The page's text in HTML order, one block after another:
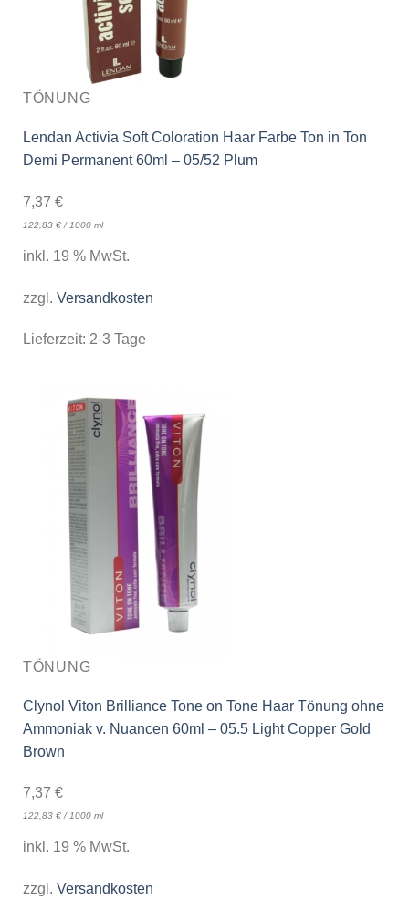
TÖNUNG
Lendan Activia Soft Coloration Haar Farbe Ton in Ton
Demi Permanent 60ml – 05/52 Plum
7,37 €
122,83 €/ 1000 ml
inkl. 19 % MwSt.
zzgl. Versandkosten
Lieferzeit: 2-3 Tage
TÖNUNG
Clynol Viton Brilliance Tone on Tone Haar Tönung ohne
Ammoniak v. Nuancen 60ml – 05.5 Light Copper Gold
Brown
7,37 €
122,83 €/1000 ml
inkl. 19 % MwSt.
zzgl. Versandkosten